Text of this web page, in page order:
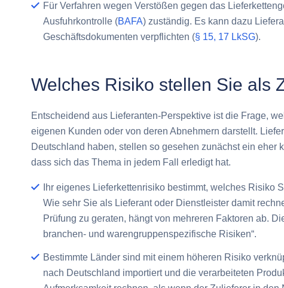
Für Verfahren wegen Verstößen gegen das
Ausfuhrkontrolle (BAFA) zuständig. Es kann dazu
Geschäftsdokumenten verpflichten (§ 15, 17 LkSG).
Welches Risiko stellen Sie als
Entscheidend aus Lieferanten-Perspektive ist die Frage,
eigenen Kunden oder von deren Abnehmern darstellt.
Deutschland haben, stellen so gesehen zunächst ein eher
dass sich das Thema in jedem Fall erledigt hat.
Ihr eigenes Lieferkettenrisiko bestimmt, welches Risiko
Wie sehr Sie als Lieferant oder Dienstleister damit
Prüfung zu geraten, hängt von mehreren Faktoren ab.
branchen- und warengruppenspezifische Risiken“.
Bestimmte Länder sind mit einem höheren Risiko
nach Deutschland importiert und die verarbeiteten